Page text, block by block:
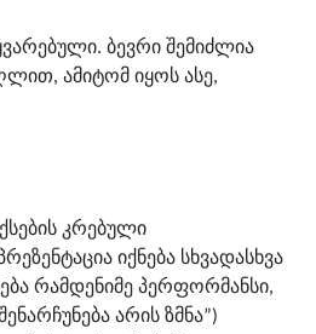
ბევრი შემიძლია
ამიტომ იყოს ასე,
კრებული
იქნება სხვადასხვა
რამდენიმე პერფორმანსი,
არის ზმნა”)